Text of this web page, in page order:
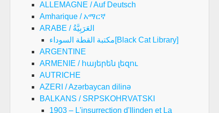
ALLEMAGNE / Auf Deutsch
Amharique / አማርኛ
ARABE / العَرَبِيَّةُ
مكتبة القطة السوداء[Black Cat Library]
ARGENTINE
ARMENIE / հայերեն լեզու
AUTRICHE
AZERI / Azərbaycan dilinə
BALKANS / SRPSKOHRVATSKI
1903 – L'insurrection d'Ilinden et La